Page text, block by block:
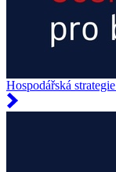
Hospodářská